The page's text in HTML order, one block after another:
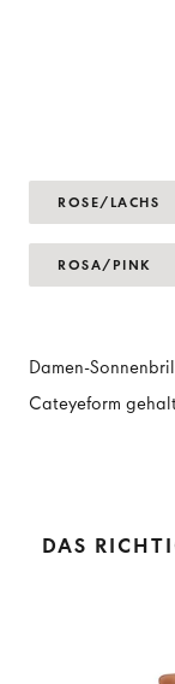
ROSE/LACHS
ROSA/PINK
Damen-
Cateyeform
DAS